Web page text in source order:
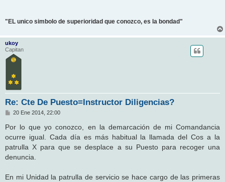
"EL unico simbolo de superioridad que conozco, es la bondad"
ukoy
Capitan
Re: Cte De Puesto=Instructor Diligencias?
M
n
a
e
20 Ene 2014, 22:00
Por lo que yo conozco, en la demarcación de mi Comandancia
ocurre igual. Cada día es más habitual la llamada del Cos a la
patrulla X para que se desplace a su Puesto para recoger una
denuncia.
En mi Unidad la patrulla de servicio se hace cargo de las primeras